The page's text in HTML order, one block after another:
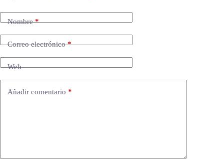
Nombre*
Correo electrónico*
Web
Añadir comentario *